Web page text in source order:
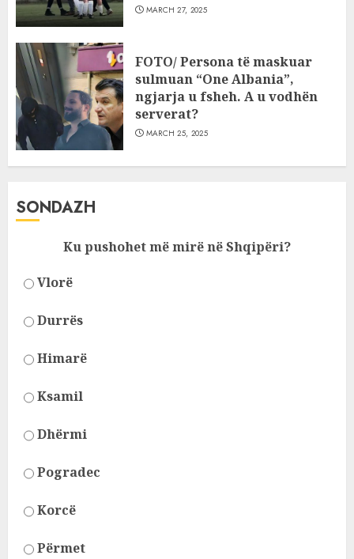
MARCH 27, 2025
FOTO/ Persona të maskuar
sulmuan “One Albania”,
ngjarja u fsheh. A u vodhën
serverat?
MARCH 25, 2025
SONDAZH
Ku pushohet më mirë në Shqipëri?
Vlorë
Durrës
Himarë
Ksamil
Dhërmi
Pogradec
Korcë
Përmet